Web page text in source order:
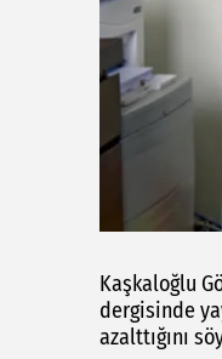
Kaşkaloğlu
dergisinde
azalttığını